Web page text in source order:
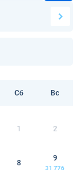
Сб Вс
1 2
8
9
31 776